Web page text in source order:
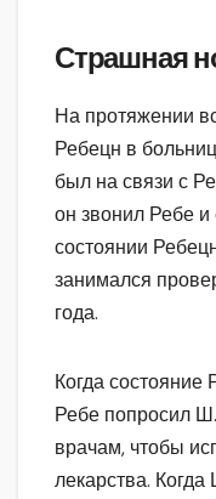
Страшная
На протяжении
Ребецн в
был на связи с
он звонил Ребе
состоянии
занимался
года.
Когда состояние
Ребе попросил
врачам, чтобы
лекарства.